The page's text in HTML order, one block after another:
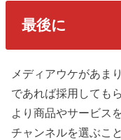
最後に
メディアウケがあま
であれば採用しても
より商品やサービス
チャンネルを選ぶこ